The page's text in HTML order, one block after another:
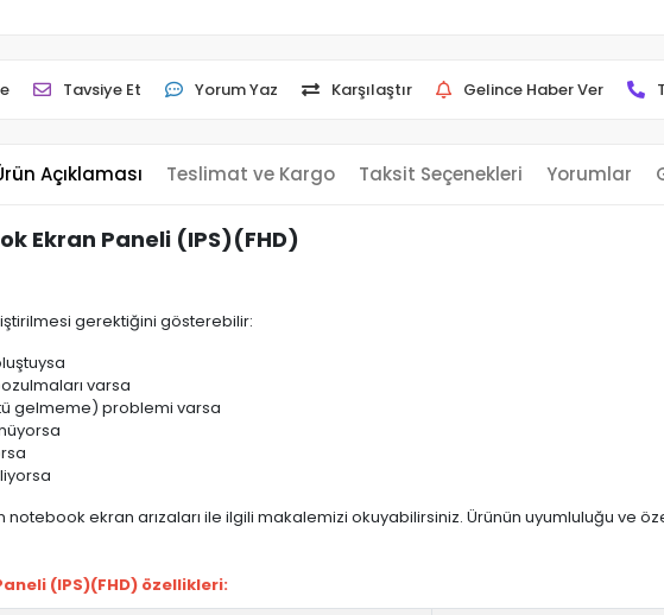
Tavsiye Et Yorum Yaz Karşılaştır Gelince Haber Ver
Açıklaması Teslimat ve Kargo Taksit Seçenekleri Yorumlar
Ekran Paneli (IPS)(FHD)
gerektiğini gösterebilir:
varsa
gelmeme) problemi varsa
notebook ekran arızaları ile ilgili makalemizi okuyabilirsiniz. Ürünün uyumluluğu
(IPS)(FHD) özellikleri: